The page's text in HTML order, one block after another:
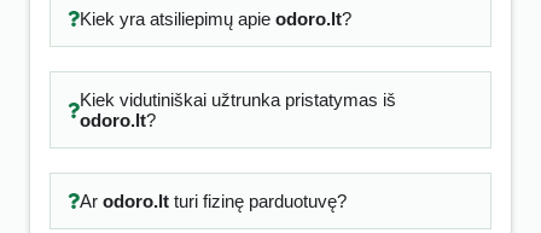
Kiek yra atsiliepimų apie odoro.lt?
Kiek vidutiniškai užtrunka pristatymas iš
odoro.lt?
Ar odoro.ltturi fizinę parduotuvę?